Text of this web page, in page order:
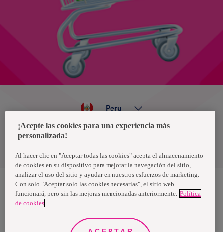
Política de privacidad de datos
Peru
Nosotras, una marca de Essity - una compañía global líder en
higiene y salud. Cada día, mil millones de personas, en todo el
propósito es romper barreras por el bienestar en beneficio de
consumidores, pacientes, cuidadores, clientes y la sociedad en
¡Acepte las cookies para una experiencia más
personalizada!
Al hacer clic en "Aceptar todas las cookies" acepta el almacenamiento
de cookies en su dispositivo para mejorar la navegación del sitio,
analizar el uso del sitio y ayudar en nuestros esfuerzos de marketing.
Con solo "Aceptar solo las cookies necesarias", el sitio web
funcionará, pero sin las mejoras mencionadas anteriormente. Política
de cookies